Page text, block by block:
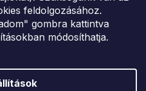
feldolgozásához.
gombra kattintva
módosíthatja.